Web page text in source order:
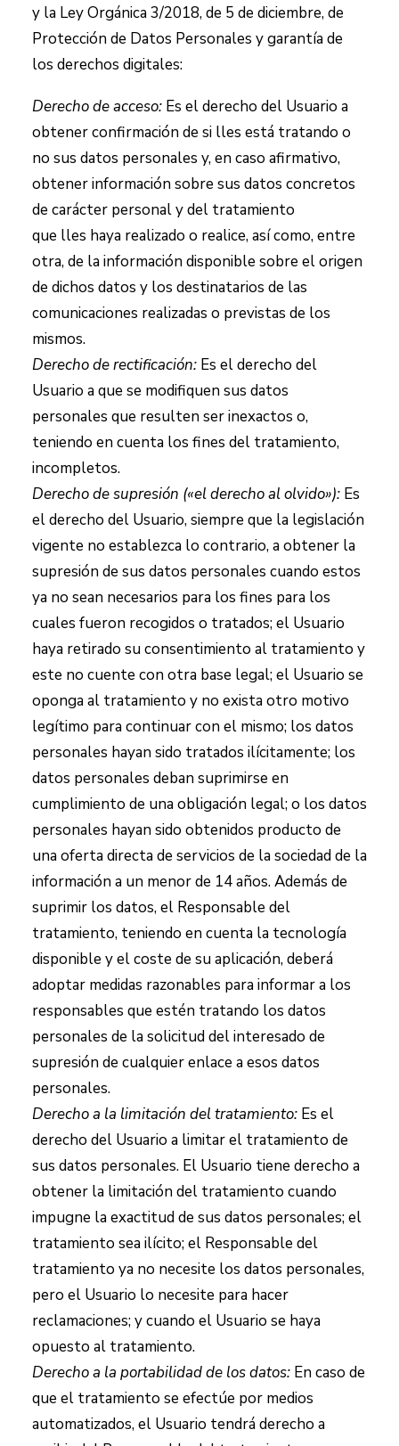
y la Ley Orgánica 3/2018, de 5 de diciembre, de
Protección de Datos Personales y garantía de
los derechos digitales:
Derecho de acceso: Es el derecho del Usuario a
obtener confirmación de si lles está tratando o
no sus datos personales y, en caso afirmativo,
obtener información sobre sus datos concretos
de carácter personal y del tratamiento
que lles haya realizado o realice, así como, entre
otra, de la información disponible sobre el origen
de dichos datos y los destinatarios de las
comunicaciones realizadas o previstas de los
mismos.
Derecho de rectificación: Es el derecho del
Usuario a que se modifiquen sus datos
personales que resulten ser inexactos o,
teniendo en cuenta los fines del tratamiento,
incompletos.
Derecho de supresión («el derecho al olvido»): Es
el derecho del Usuario, siempre que la legislación
vigente no establezca lo contrario, a obtener la
supresión de sus datos personales cuando estos
ya no sean necesarios para los fines para los
cuales fueron recogidos o tratados; el Usuario
haya retirado su consentimiento al tratamiento y
este no cuente con otra base legal; el Usuario se
oponga al tratamiento y no exista otro motivo
legítimo para continuar con el mismo; los datos
personales hayan sido tratados ilícitamente; los
datos personales deban suprimirse en
cumplimiento de una obligación legal; o los datos
personales hayan sido obtenidos producto de
una oferta directa de servicios de la sociedad de la
información a un menor de 14 años. Además de
suprimir los datos, el Responsable del
tratamiento, teniendo en cuenta la tecnología
disponible y el coste de su aplicación, deberá
adoptar medidas razonables para informar a los
responsables que estén tratando los datos
personales de la solicitud del interesado de
supresión de cualquier enlace a esos datos
personales.
Derecho a la limitación del tratamiento: Es el
derecho del Usuario a limitar el tratamiento de
sus datos personales. El Usuario tiene derecho a
obtener la limitación del tratamiento cuando
impugne la exactitud de sus datos personales; el
tratamiento sea ilícito; el Responsable del
tratamiento ya no necesite los datos personales,
pero el Usuario lo necesite para hacer
reclamaciones; y cuando el Usuario se haya
opuesto al tratamiento.
Derecho a la portabilidad de los datos: En caso de
que el tratamiento se efectúe por medios
automatizados, el Usuario tendrá derecho a